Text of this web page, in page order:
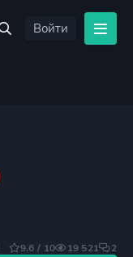
Войти
9.6 / 10 19 521 2